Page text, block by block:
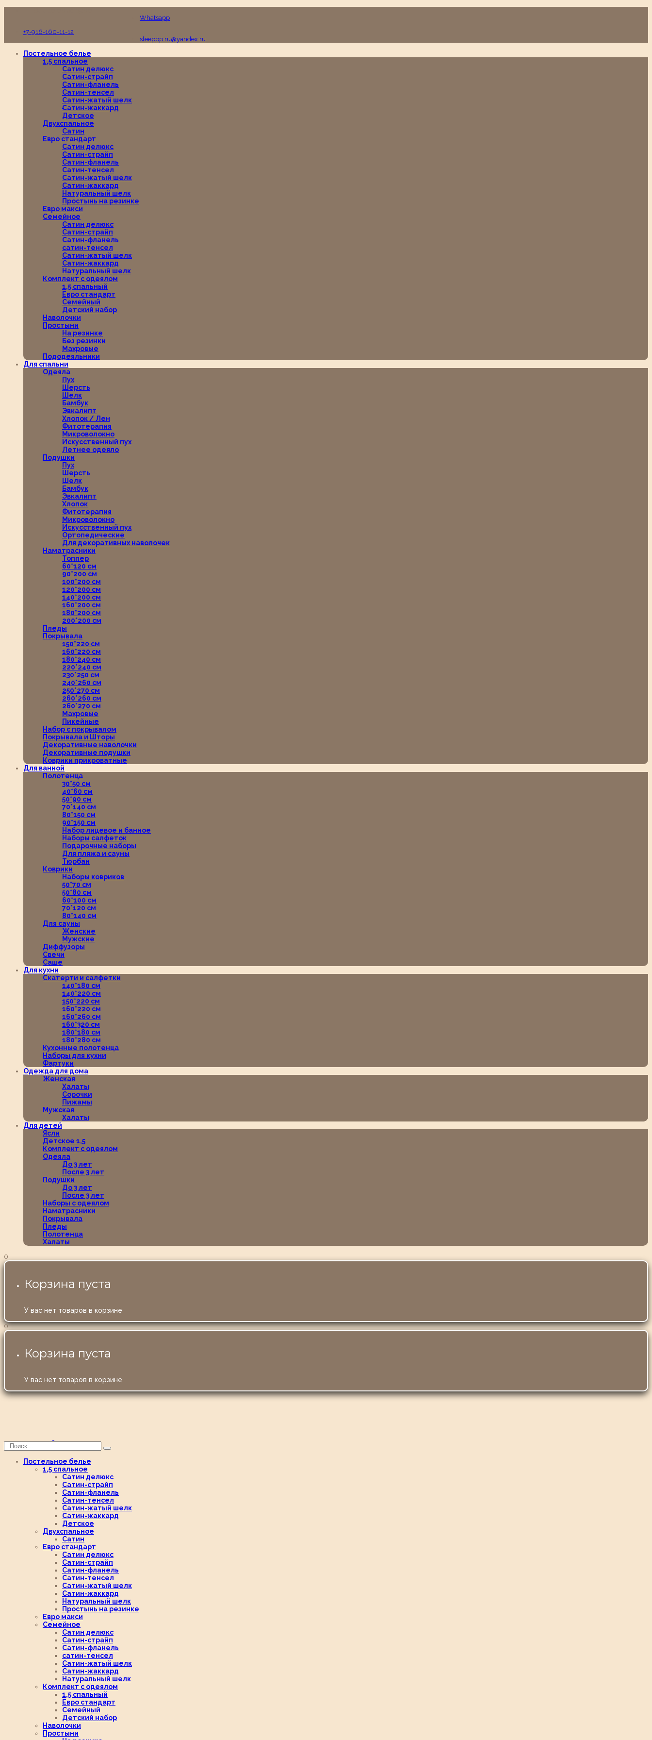
Whatsapp
+7-916-160-11-12
sleeppp.ru@yandex.ru
Постельное белье
1,5 спальное
Сатин делюкс
Сатин-страйп
Сатин-фланель
Сатин-тенсел
Сатин-жатый шелк
Сатин-жаккард
Детское
Двухспальное
Сатин
Евро стандарт
Сатин делюкс
Сатин-страйп
Сатин-фланель
Сатин-тенсел
Сатин-жатый шелк
Сатин-жаккард
Натуральный шелк
Простынь на резинке
Евро макси
Семейное
Сатин делюкс
Сатин-страйп
Сатин-фланель
сатин-тенсел
Сатин-жатый шелк
Сатин-жаккард
Натуральный шелк
Комплект с одеялом
1,5 спальный
Евро стандарт
Семейный
Детский набор
Наволочки
Простыни
На резинке
Без резинки
Махровые
Пододеяльники
Для спальни
Одеяла
Пух
Шерсть
Шелк
Бамбук
Эвкалипт
Хлопок / Лен
Фитотерапия
Микроволокно
Искусственный пух
Летнее одеяло
Подушки
Пух
Шерсть
Шелк
Бамбук
Эвкалипт
Хлопок
Фитотерапия
Микроволокно
Искусственный пух
Ортопедические
Для декоративных наволочек
Наматрасники
Топпер
60*120 см
90*200 см
100*200 см
120*200 см
140*200 см
160*200 см
180*200 см
200*200 см
Пледы
Покрывала
150*220 см
160*220 см
180*240 см
220*240 см
230*250 см
240*260 см
250*270 см
260*260 см
260*270 см
Махровые
Пикейные
Набор с покрывалом
Покрывала и Шторы
Декоративные наволочки
Декоративные подушки
Коврики прикроватные
Для ванной
Полотенца
30*50 см
40*60 см
50*90 см
70*140 см
80*150 см
90*150 см
Набор лицевое и банное
Наборы салфеток
Подарочные наборы
Для пляжа и сауны
Тюрбан
Коврики
Наборы ковриков
50*70 см
50*80 см
60*100 см
70*120 см
80*140 см
Для сауны
Женские
Мужские
Диффузоры
Свечи
Саше
Для кухни
Скатерти и салфетки
140*180 см
140*220 см
150*220 см
160*220 см
160*260 см
160*320 см
180*180 см
180*280 см
Кухонные полотенца
Наборы для кухни
Фартуки
Одежда для дома
Женская
Халаты
Сорочки
Пижамы
Мужская
Халаты
Для детей
Ясли
Детское 1,5
Комплект с одеялом
Одеяла
До 3 лет
После 3 лет
Подушки
До 3 лет
После 3 лет
Наборы с одеялом
Наматрасники
Покрывала
Пледы
Полотенца
Халаты
0
Корзина пуста
У вас нет товаров в корзине
0
Корзина пуста
У вас нет товаров в корзине
Постельное белье
1,5 спальное
Сатин делюкс
Сатин-страйп
Сатин-фланель
Сатин-тенсел
Сатин-жатый шелк
Сатин-жаккард
Детское
Двухспальное
Сатин
Евро стандарт
Сатин делюкс
Сатин-страйп
Сатин-фланель
Сатин-тенсел
Сатин-жатый шелк
Сатин-жаккард
Натуральный шелк
Простынь на резинке
Евро макси
Семейное
Сатин делюкс
Сатин-страйп
Сатин-фланель
сатин-тенсел
Сатин-жатый шелк
Сатин-жаккард
Натуральный шелк
Комплект с одеялом
1,5 спальный
Евро стандарт
Семейный
Детский набор
Наволочки
Простыни